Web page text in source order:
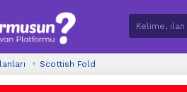
Scottish Fold